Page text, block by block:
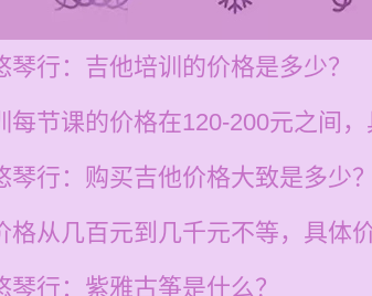
琴行：吉他培训的价格是多少？
每节课的价格在120-200元之间
琴行：购买吉他价格大致是多少？
格从几百元到几千元不等，具体
琴行：紫雅古筝是什么？